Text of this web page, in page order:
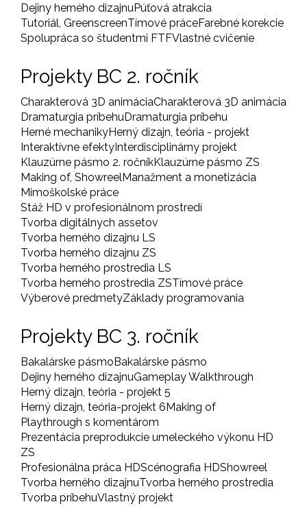
Dejiny herného dizajnuPúťová atrakcia
Tutoriál, GreenscreenTímové práceFarebné korekcie
Spolupráca so študentmi FTFVlastné cvičenie
Projekty BC 2. ročník
Charakterová 3D animáciaCharakterová 3D animácia
Dramaturgia príbehuDramaturgia príbehu
Herné mechanikyHerný dizajn, teória - projekt
Interaktívne efektyInterdisciplinárny projekt
Klauzúrne pásmo 2. ročníkKlauzúrne pásmo ZS
Making of, ShowreelManažment a monetizácia
Mimoškolské práce
Stáž HD v profesionálnom prostredí
Tvorba digitálnych assetov
Tvorba herného dizajnu LS
Tvorba herného dizajnu ZS
Tvorba herného prostredia LS
Tvorba herného prostredia ZSTímové práce
Výberové predmetyZáklady programovania
Projekty BC 3. ročník
Bakalárske pásmoBakalárske pásmo
Dejiny herného dizajnuGameplay Walkthrough
Herný dizajn, teória - projekt 5
Herný dizajn, teória-projekt 6Making of
Playthrough s komentárom
Prezentácia preprodukcie umeleckého výkonu HD
ZS
Profesionálna práca HDScénografia HDShowreel
Tvorba herného dizajnuTvorba herného prostredia
Tvorba príbehuVlastný projekt